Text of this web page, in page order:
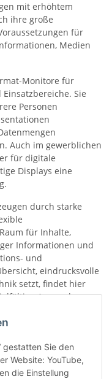
gestatten Sie den
Website: YouTube,
die Einstellung
mit erhöhtem
ihre große
für
Medien
Monitore für
Sie
Personen
Auch im gewerblichen
für digitale
Displays eine
durch starke
für Inhalte,
Informationen und
und
eindrucksvolle
setzt, findet hier
Anwendungen.